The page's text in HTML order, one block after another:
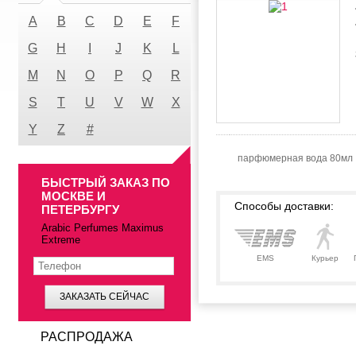
парфюмерная вода 80мл
Способы доставки:
EMS Курьер
A B C D E
F
G
H J K
L
M
N O P Q
R
S
T U V W
X
Y
Z #
БЫСТРЫЙ ЗАКАЗ ПО
МОСКВЕ И
ПЕТЕРБУРГУ
Arabic Perfumes Maximus
Extreme
ЗАКАЗАТЬ СЕЙЧАС
РАСПРОДАЖА